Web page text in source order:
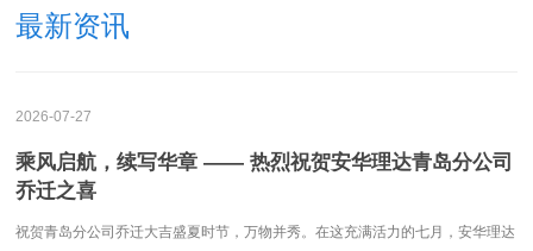
最新资讯
2026-07-27
乘风启航，续写华章 —— 热烈祝贺安华理达青岛分公司
乔迁之喜
祝贺青岛分公司乔迁大吉盛夏时节，万物并秀。在这充满活力的七月，安华理达